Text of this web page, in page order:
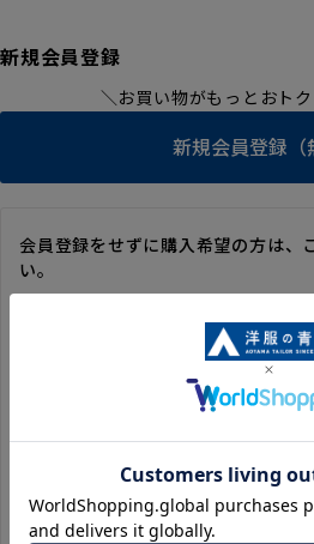
新規会員登録
＼お買い物がもっとおト
新規会員登録（
会員登録をせずに購入希望の方は、
い。
毎回のご注文時に入力いただく必要
※洋服の青山オンラインストアのポ
また、ゲスト購入後の会員情報統合
※購入履歴の確認、領収書の発行、
いただけません。